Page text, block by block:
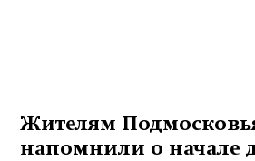
Жителям
напомнили о начале